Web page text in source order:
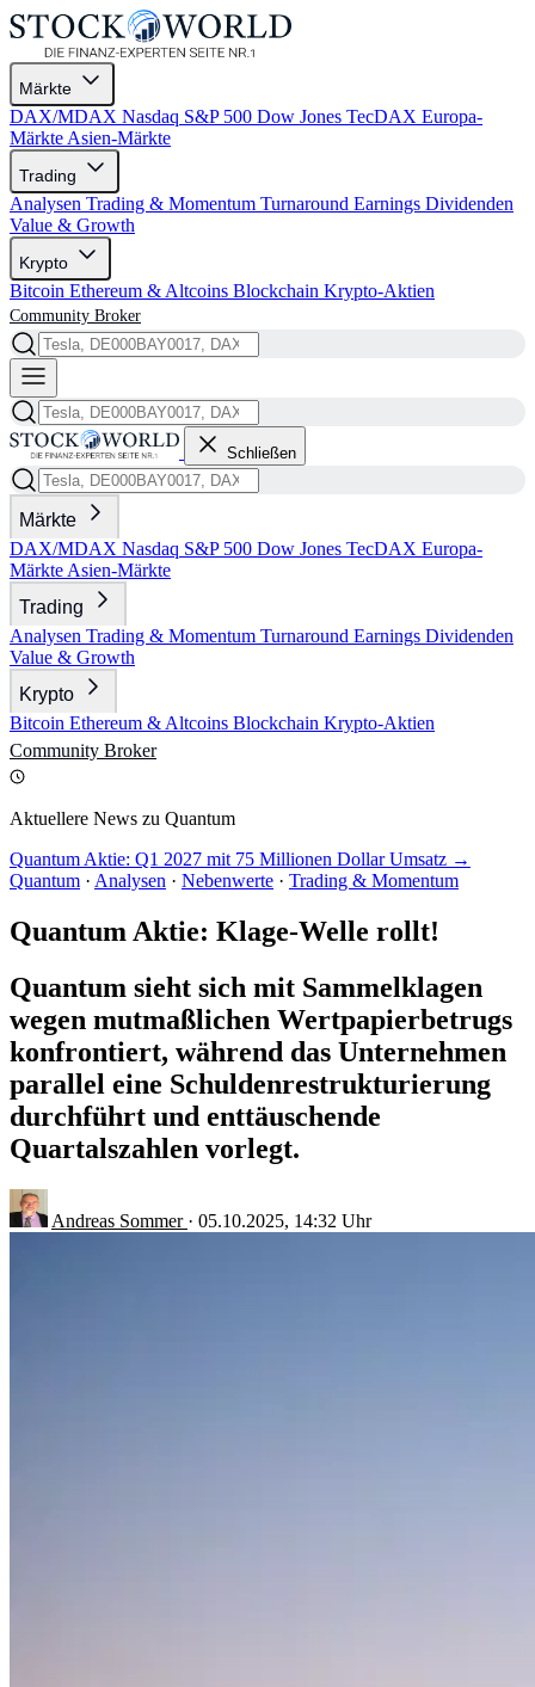
Märkte
DAX/MDAX Nasdaq S&P 500 Dow Jones TecDAX Europa-
Märkte Asien-Märkte
Trading
Analysen Trading & Momentum Turnaround Earnings Dividenden
Value & Growth
Krypto
Bitcoin Ethereum & Altcoins Blockchain Krypto-Aktien
Community Broker
Schließen
Märkte
DAX/MDAX Nasdaq S&P 500 Dow Jones TecDAX Europa-
Märkte Asien-Märkte
Trading
Analysen Trading & Momentum Turnaround Earnings Dividenden
Value & Growth
Krypto
Bitcoin Ethereum & Altcoins Blockchain Krypto-Aktien
Community Broker
Aktuellere News zu Quantum
Quantum Aktie: Q1 2027 mit 75 Millionen Dollar Umsatz →
Quantum · Analysen · Nebenwerte · Trading & Momentum
Quantum Aktie: Klage-Welle rollt!
Quantum sieht sich mit Sammelklagen
wegen mutmaßlichen Wertpapierbetrugs
konfrontiert, während das Unternehmen
parallel eine Schuldenrestrukturierung
durchführt und enttäuschende
Quartalszahlen vorlegt.
Andreas Sommer · 05.10.2025, 14:32 Uhr